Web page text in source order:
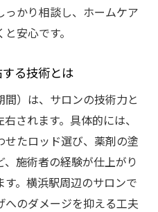
かり相談し、ホームケア
安心です。
る技術とは
）は、サロンの技術力と
されます。具体的には、
せたロッド選び、薬剤の塗
施術者の経験が仕上がり
。横浜駅周辺のサロンで
のダメージを抑える工夫